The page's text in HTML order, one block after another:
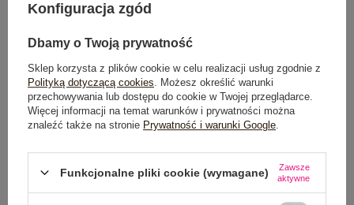
Dostawaod 7,99 zł
Do darmowej dostawy brakuje 200,00 zł
a wyślemyjeszcze dzisiaj!
Konfiguracja zgód
Dbamy o Twoją prywatność
Sklep korzysta z plików cookie w celu realizacji usług zgodnie z
Polityką dotyczącą cookies . Możesz określić warunki
przechowywania lub dostępu do cookie w Twojej przeglądarce.
Więcej informacji na temat warunków i prywatności można
znaleźć także na stronie Prywatność i warunki Google
Funkcjonalne pliki cookie (wymagane)
Zawsze
aktywne